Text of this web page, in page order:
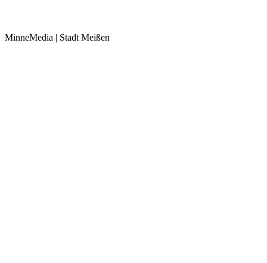
MinneMedia | Stadt Meißen